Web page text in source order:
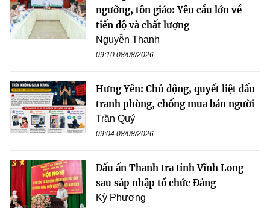
ngưỡng, tôn giáo: Yêu cầu lớn về
tiến độ và chất lượng
Nguyễn Thanh
09:10 08/08/2026
Hưng Yên: Chủ động, quyết liệt đấu
tranh phòng, chống mua bán người
Trần Quý
09:04 08/08/2026
Dấu ấn Thanh tra tỉnh Vĩnh Long
sau sáp nhập tổ chức Đảng
Kỳ Phương